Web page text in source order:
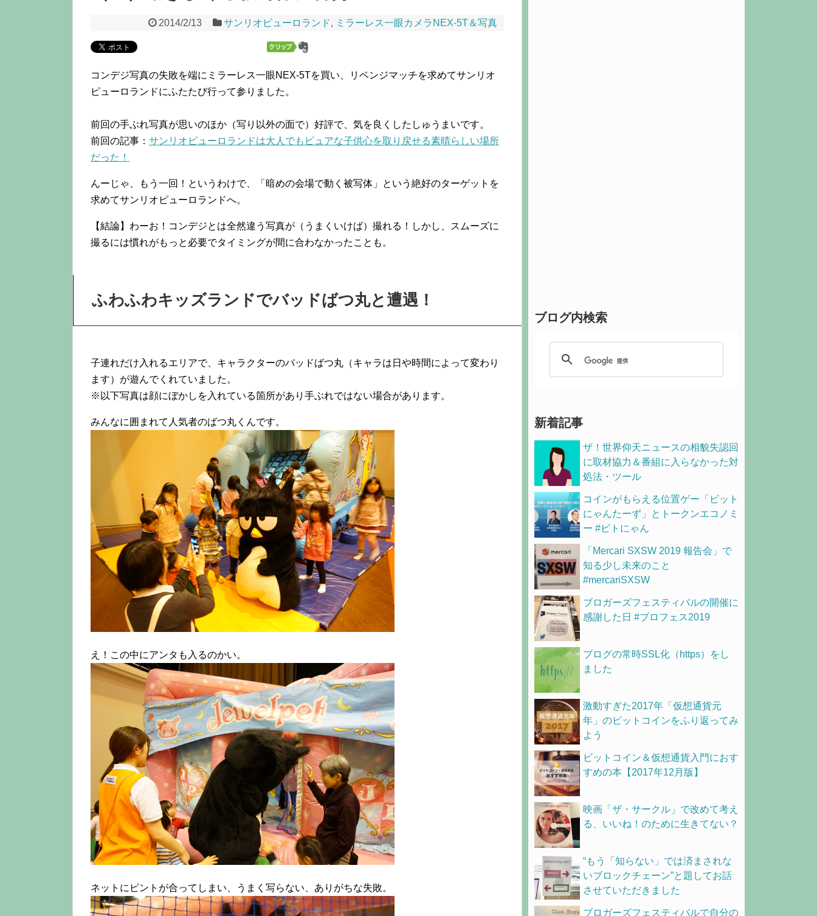
2014/2/13 サンリオピューロランド, ミラーレス一眼カメラNEX-5T＆写真
コンデジ写真の失敗を端にミラーレス一眼NEX-5Tを買い、リベンジマッチを求めてサンリオ
ピューロランドにふたたび行って参りました。
前回の手ぶれ写真が思いのほか（写り以外の面で）好評で、気を良くしたしゅうまいです。
前回の記事： サンリオピューロランドは大人でもピュアな子供心を取り戻せる素晴らしい場所
だった！
んーじゃ、もう一回！というわけで、「暗めの会場で動く被写体」という絶好のターゲットを
求めてサンリオピューロランドへ。
【結論】わーお！コンデジとは全然違う写真が（うまくいけば）撮れる！しかし、スムーズに
撮るには慣れがもっと必要でタイミングが間に合わなかったことも。
ふわふわキッズランドでバッドばつ丸と遭遇！
子連れだけ入れるエリアで、キャラクターのバッドばつ丸（キャラは日や時間によって変わり
ます）が遊んでくれていました。
※以下写真は顔にぼかしを入れている箇所があり手ぶれではない場合があります。
みんなに囲まれて人気者のばつ丸くんです。
え！この中にアンタも入るのかい。
ネットにピントが合ってしまい、うまく写らない、ありがちな失敗。
ブログ内検索
新着記事
ザ！世界仰天ニュースの相貌失認回
に取材協力＆番組に入らなかった対
処法・ツール
コインがもらえる位置ゲー「ビット
にゃんたーず」とトークンエコノミ
ー #ビトにゃん
「Mercari SXSW 2019 報告会」で
知る少し未来のこと
#mercariSXSW
ブロガーズフェスティバルの開催に
感謝した日 #ブロフェス2019
ブログの常時SSL化（https）をし
ました
激動すぎた2017年「仮想通貨元
年」のビットコインをふり返ってみ
よう
ビットコイン＆仮想通貨入門におす
すめの本【2017年12月版】
映画「ザ・サークル」で改めて考え
る、いいね！のために生きてない？
“もう「知らない」では済まされな
いブロックチェーン”と題してお話
させていただきました
ブロガーズフェスティバルで自分の